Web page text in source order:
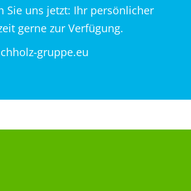
Sie uns jetzt: Ihr persönlicher
gerne zur Verfügung.
gruppe.eu